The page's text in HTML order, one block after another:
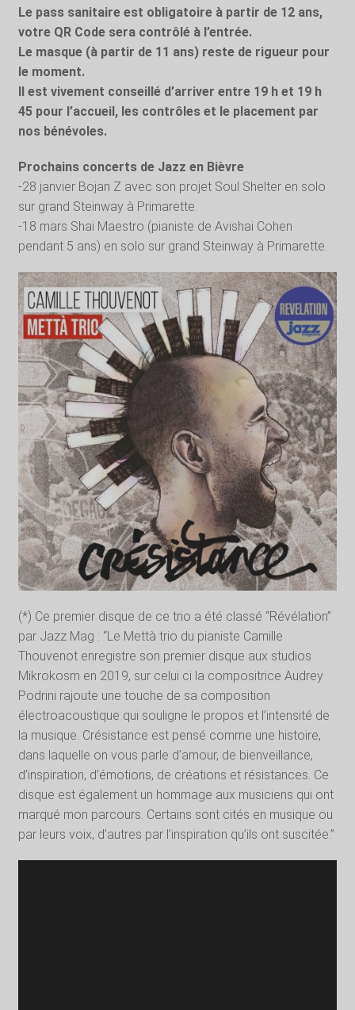
Le pass sanitaire est obligatoire à partir de 12 ans,
votre QR Code sera contrôlé à l’entrée.
Le masque (à partir de 11 ans) reste de rigueur pour
le moment.
Il est vivement conseillé d’arriver entre 19 h et 19 h
45 pour l’accueil, les contrôles et le placement par
nos bénévoles.
Prochains concerts de Jazz en Bièvre
-28 janvier Bojan Z avec son projet Soul Shelter en solo
sur grand Steinway à Primarette.
-18 mars Shai Maestro (pianiste de Avishai Cohen
pendant 5 ans) en solo sur grand Steinway à Primarette.
(*) Ce premier disque de ce trio a été classé “Révélation”
par Jazz Mag : “Le Mettà trio du pianiste Camille
Thouvenot enregistre son premier disque aux studios
Mikrokosm en 2019, sur celui ci la compositrice Audrey
Podrini rajoute une touche de sa composition
électroacoustique qui souligne le propos et l’intensité de
la musique. Crésistance est pensé comme une histoire,
dans laquelle on vous parle d’amour, de bienveillance,
d’inspiration, d’émotions, de créations et résistances. Ce
disque est également un hommage aux musiciens qui ont
marqué mon parcours. Certains sont cités en musique ou
par leurs voix, d’autres par l’inspiration qu’ils ont suscitée.”